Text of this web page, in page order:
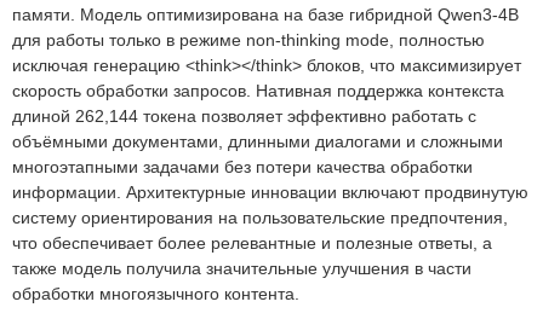
памяти. Модель оптимизирована на базе гибридной Qwen3-4B
для работы только в режиме non-thinking mode, полностью
исключая генерацию <think></think> блоков, что максимизирует
скорость обработки запросов. Нативная поддержка контекста
длиной 262,144 токена позволяет эффективно работать с
объёмными документами, длинными диалогами и сложными
многоэтапными задачами без потери качества обработки
информации. Архитектурные инновации включают продвинутую
систему ориентирования на пользовательские предпочтения,
что обеспечивает более релевантные и полезные ответы, а
также модель получила значительные улучшения в части
обработки многоязычного контента.